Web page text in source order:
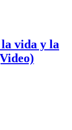
vida y la